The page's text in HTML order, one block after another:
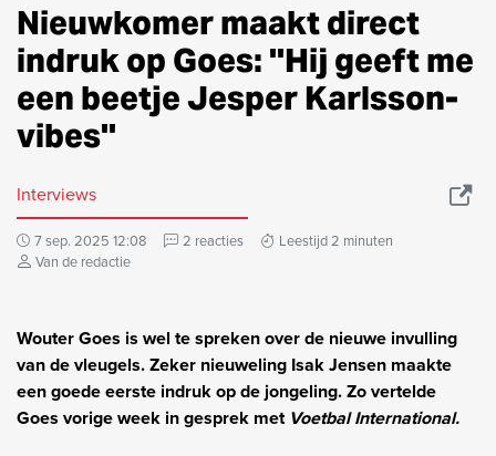
Nieuwkomer maakt direct
indruk op Goes: ''Hij geeft me
een beetje Jesper Karlsson-
vibes''
Interviews
7 sep. 2025 12:08 2 reacties
Leestijd 2 minuten
Van de redactie
Wouter Goes is wel te spreken over de nieuwe invulling
van de vleugels. Zeker nieuweling Isak Jensen maakte
een goede eerste indruk op de jongeling. Zo vertelde
Goes vorige week in gesprek met Voetbal International.